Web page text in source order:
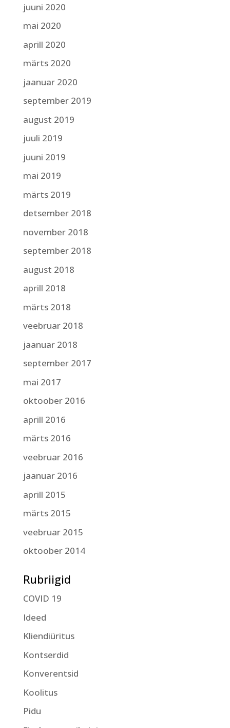
juuni 2020
mai 2020
aprill 2020
märts 2020
jaanuar 2020
september 2019
august 2019
juuli 2019
juuni 2019
mai 2019
märts 2019
detsember 2018
november 2018
september 2018
august 2018
aprill 2018
märts 2018
veebruar 2018
jaanuar 2018
september 2017
mai 2017
oktoober 2016
aprill 2016
märts 2016
veebruar 2016
jaanuar 2016
aprill 2015
märts 2015
veebruar 2015
oktoober 2014
Rubriigid
COVID 19
Ideed
Kliendiüritus
Kontserdid
Konverentsid
Koolitus
Pidu